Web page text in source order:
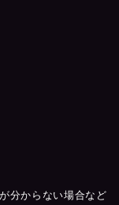
分からない場合など